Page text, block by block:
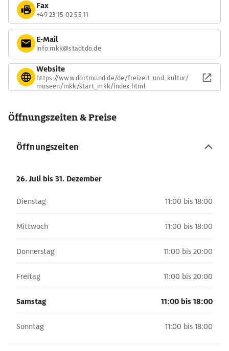
Fax
+49 23 15 02 55 11
E-Mail
info.mkk@stadtdo.de
Website
https://www.dortmund.de/de/freizeit_und_kultur/
museen/mkk/start_mkk/index.html
Öffnungszeiten & Preise
Öffnungszeiten
26. Juli bis 31. Dezember
Dienstag 11:00 bis 18:00
Mittwoch 11:00 bis 18:00
Donnerstag 11:00 bis 20:00
Freitag 11:00 bis 20:00
Samstag 11:00 bis 18:00
Sonntag 11:00 bis 18:00